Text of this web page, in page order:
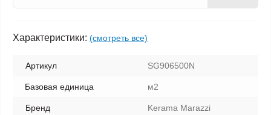
Характеристики: (смотреть все)
Артикул SG906500N
Базовая единица м2
Бренд Kerama Marazzi